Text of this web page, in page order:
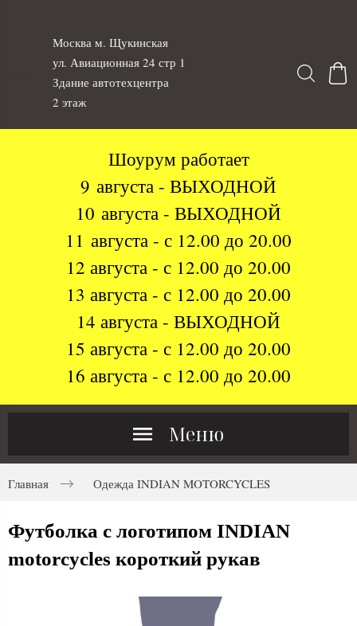
Москва м. Щукинская
ул. Авиационная 24 стр 1
Здание автотехцентра
2 этаж
Шоурум работает
9 августа - ВЫХОДНОЙ
10 августа - ВЫХОДНОЙ
11 августа - с 12.00 до 20.00
12 августа - с 12.00 до 20.00
13 августа - с 12.00 до 20.00
14 августа - ВЫХОДНОЙ
15 августа - с 12.00 до 20.00
16 августа - с 12.00 до 20.00
Меню
Главная Одежда INDIAN MOTORCYCLES
Футболка с логотипом INDIAN
motorcycles короткий рукав